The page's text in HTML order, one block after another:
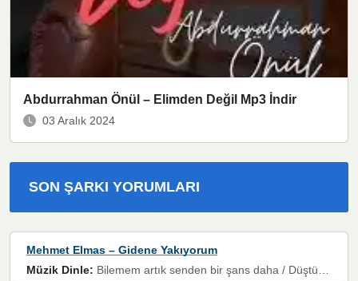
Abdurrahman Önül – Elimden Değil Mp3 İndir
03 Aralık 2024
SON ŞARKI YORUMLARI
Mehmet Elmas – Gidene Yakıyorum
Müzik Dinle: Bilemem artık senden bir şans daha / Düştüğün zaman ben olmayacağım yanında” dizeleri, artık geçmişin tekrarına izin verilmeyeceğini, kişisel sınırların çizildiğini gösteriyor.